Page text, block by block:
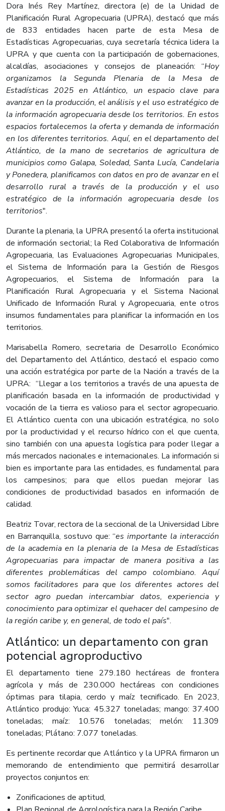
Dora Inés Rey Martínez, directora (e) de la Unidad de
Planificación Rural Agropecuaria (UPRA), destacó que más
de 833 entidades hacen parte de esta Mesa de
Estadísticas Agropecuarias, cuya secretaría técnica lidera la
UPRA y que cuenta con la participación de gobernaciones,
alcaldías, asociaciones y consejos de planeación: “Hoy
organizamos la Segunda Plenaria de la Mesa de
Estadísticas 2025 en Atlántico, un espacio clave para
avanzar en la producción, el análisis y el uso estratégico de
la información agropecuaria desde los territorios. En estos
espacios fortalecemos la oferta y demanda de información
en los diferentes territorios. Aquí, en el departamento del
Atlántico, de la mano de secretarios de agricultura de
municipios como Galapa, Soledad, Santa Lucía, Candelaria
y Ponedera, planificamos con datos en pro de avanzar en el
desarrollo rural a través de la producción y el uso
estratégico de la información agropecuaria desde los
territorios".
Durante la plenaria, la UPRA presentó la oferta institucional
de información sectorial; la Red Colaborativa de Información
Agropecuaria, las Evaluaciones Agropecuarias Municipales,
el Sistema de Información para la Gestión de Riesgos
Agropecuarios, el Sistema de Información para la
Planificación Rural Agropecuaria y el Sistema Nacional
Unificado de Información Rural y Agropecuaria, ente otros
insumos fundamentales para planificar la información en los
territorios.
Marisabella Romero, secretaria de Desarrollo Económico
del Departamento del Atlántico, destacó el espacio como
una acción estratégica por parte de la Nación a través de la
UPRA: “Llegar a los territorios a través de una apuesta de
planificación basada en la información de productividad y
vocación de la tierra es valioso para el sector agropecuario.
El Atlántico cuenta con una ubicación estratégica, no solo
por la productividad y el recurso hídrico con el que cuenta,
sino también con una apuesta logística para poder llegar a
más mercados nacionales e internacionales. La información si
bien es importante para las entidades, es fundamental para
los campesinos; para que ellos puedan mejorar las
condiciones de productividad basados en información de
calidad.
Beatriz Tovar, rectora de la seccional de la Universidad Libre
en Barranquilla, sostuvo que: “es importante la interacción
de la academia en la plenaria de la Mesa de Estadísticas
Agropecuarias para impactar de manera positiva a las
diferentes problemáticas del campo colombiano. Aquí
somos facilitadores para que los diferentes actores del
sector agro puedan intercambiar datos, experiencia y
conocimiento para optimizar el quehacer del campesino de
la región caribe y, en general, de todo el país".
Atlántico: un departamento con gran
potencial agroproductivo
El departamento tiene 279.180 hectáreas de frontera
agrícola y más de 230.000 hectáreas con condiciones
óptimas para tilapia, cerdo y maíz tecnificado. En 2023,
Atlántico produjo: Yuca: 45.327 toneladas; mango: 37.400
toneladas; maíz: 10.576 toneladas; melón: 11.309
toneladas; Plátano: 7.077 toneladas.
Es pertinente recordar que Atlántico y la UPRA firmaron un
memorando de entendimiento que permitirá desarrollar
proyectos conjuntos en:
Zonificaciones de aptitud,